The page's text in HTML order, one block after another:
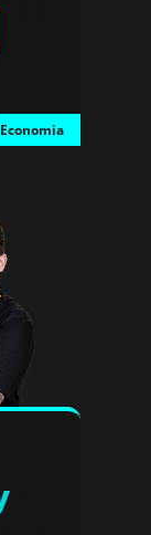
Economia